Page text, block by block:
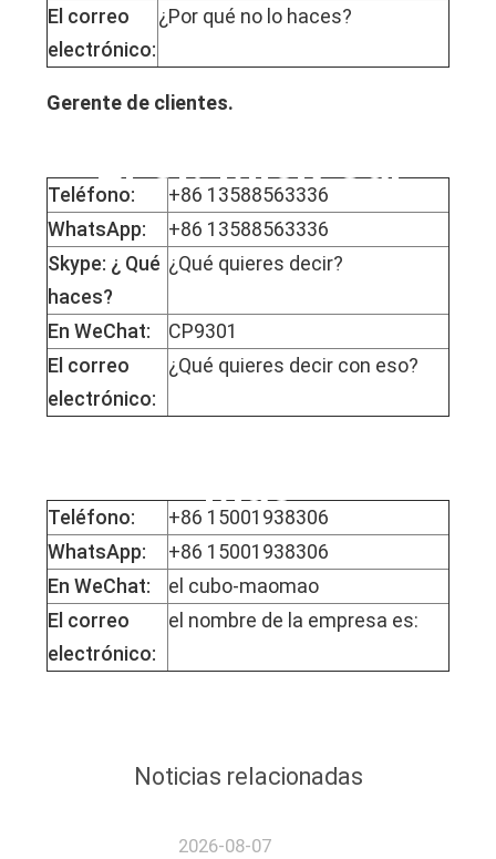
El correo
electrónico:
¿Por qué no lo haces?
Gerente de clientes.
Teléfono:
+86 13588563336
WhatsApp:
+86 13588563336
Skype: ¿ Qué
haces?
¿Qué quieres decir?
En WeChat:
CP9301
El correo
electrónico:
¿Qué quieres decir con eso?
Teléfono:
+86 15001938306
WhatsApp:
+86 15001938306
En WeChat:
el cubo-maomao
El correo
electrónico:
el nombre de la empresa es:
Noticias relacionadas
2026-08-07